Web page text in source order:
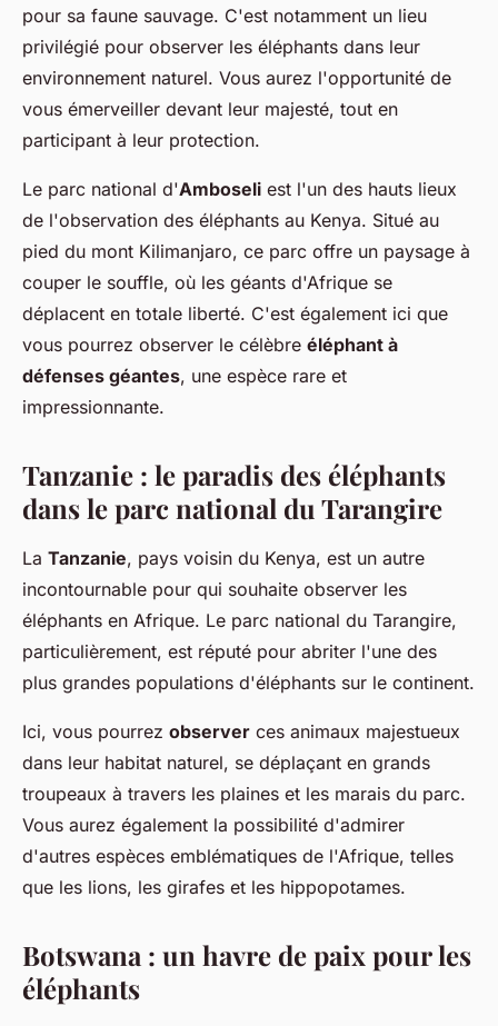
pour sa faune sauvage. C'est notamment un lieu
privilégié pour observer les éléphants dans leur
environnement naturel. Vous aurez l'opportunité de
vous émerveiller devant leur majesté, tout en
participant à leur protection.
Le parc national d'Amboseli est l'un des hauts lieux
de l'observation des éléphants au Kenya. Situé au
pied du mont Kilimanjaro, ce parc offre un paysage à
couper le souffle, où les géants d'Afrique se
déplacent en totale liberté. C'est également ici que
vous pourrez observer le célèbre éléphant à
défenses géantes, une espèce rare et
impressionnante.
Tanzanie : le paradis des éléphants
dans le parc national du Tarangire
La Tanzanie, pays voisin du Kenya, est un autre
incontournable pour qui souhaite observer les
éléphants en Afrique. Le parc national du Tarangire,
particulièrement, est réputé pour abriter l'une des
plus grandes populations d'éléphants sur le continent.
Ici, vous pourrez observer ces animaux majestueux
dans leur habitat naturel, se déplaçant en grands
troupeaux à travers les plaines et les marais du parc.
Vous aurez également la possibilité d'admirer
d'autres espèces emblématiques de l'Afrique, telles
que les lions, les girafes et les hippopotames.
Botswana : un havre de paix pour les
éléphants